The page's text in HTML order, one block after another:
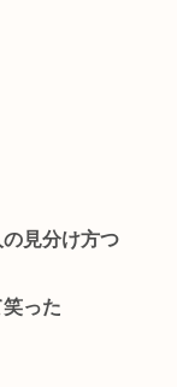
見分け方つ
った